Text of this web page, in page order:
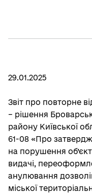
29.01.2025
Звіт про повторне
– рішення
району Київської
61-08 «Про
на порушення
видачі,
анулювання
міської